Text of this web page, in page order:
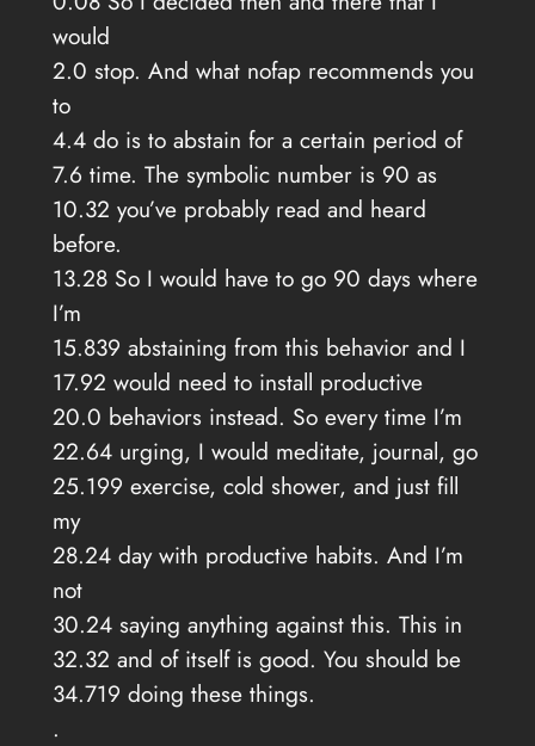
would
2.0 stop. And what nofap recommends you
to
4.4 do is to abstain for a certain period of
7.6 time. The symbolic number is 90 as
10.32 you’ve probably read and heard
before.
13.28 So I would have to go 90 days where
I’m
15.839 abstaining from this behavior and I
17.92 would need to install productive
20.0 behaviors instead. So every time I’m
22.64 urging, I would meditate, journal, go
25.199 exercise, cold shower, and just fill
my
28.24 day with productive habits. And I’m
not
30.24 saying anything against this. This in
32.32 and of itself is good. You should be
34.719 doing these things.
.